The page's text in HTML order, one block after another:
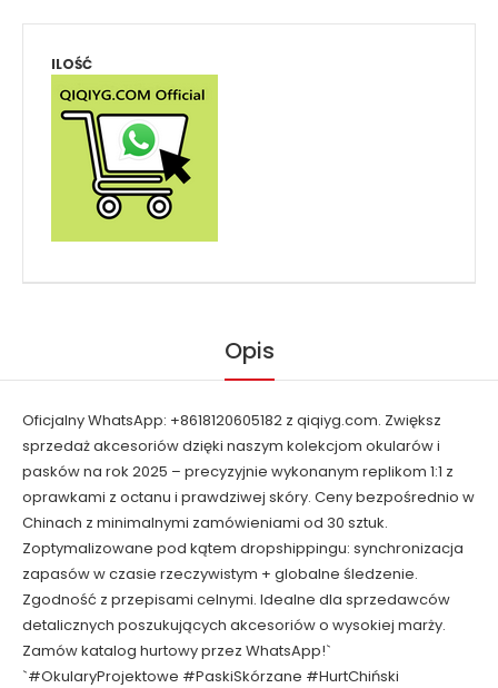
ILOŚĆ
Opis
Oficjalny WhatsApp: +8618120605182 z qiqiyg.com. Zwiększ
sprzedaż akcesoriów dzięki naszym kolekcjom okularów i
pasków na rok 2025 – precyzyjnie wykonanym replikom 1:1 z
oprawkami z octanu i prawdziwej skóry. Ceny bezpośrednio w
Chinach z minimalnymi zamówieniami od 30 sztuk.
Zoptymalizowane pod kątem dropshippingu: synchronizacja
zapasów w czasie rzeczywistym + globalne śledzenie.
Zgodność z przepisami celnymi. Idealne dla sprzedawców
detalicznych poszukujących akcesoriów o wysokiej marży.
Zamów katalog hurtowy przez WhatsApp!`
`#OkularyProjektowe #PaskiSkórzane #HurtChiński